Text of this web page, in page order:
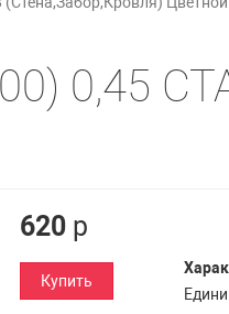
0,45
620 р
Купить